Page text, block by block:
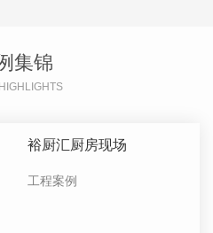
集锦
裕厨汇厨房现场
工程案例